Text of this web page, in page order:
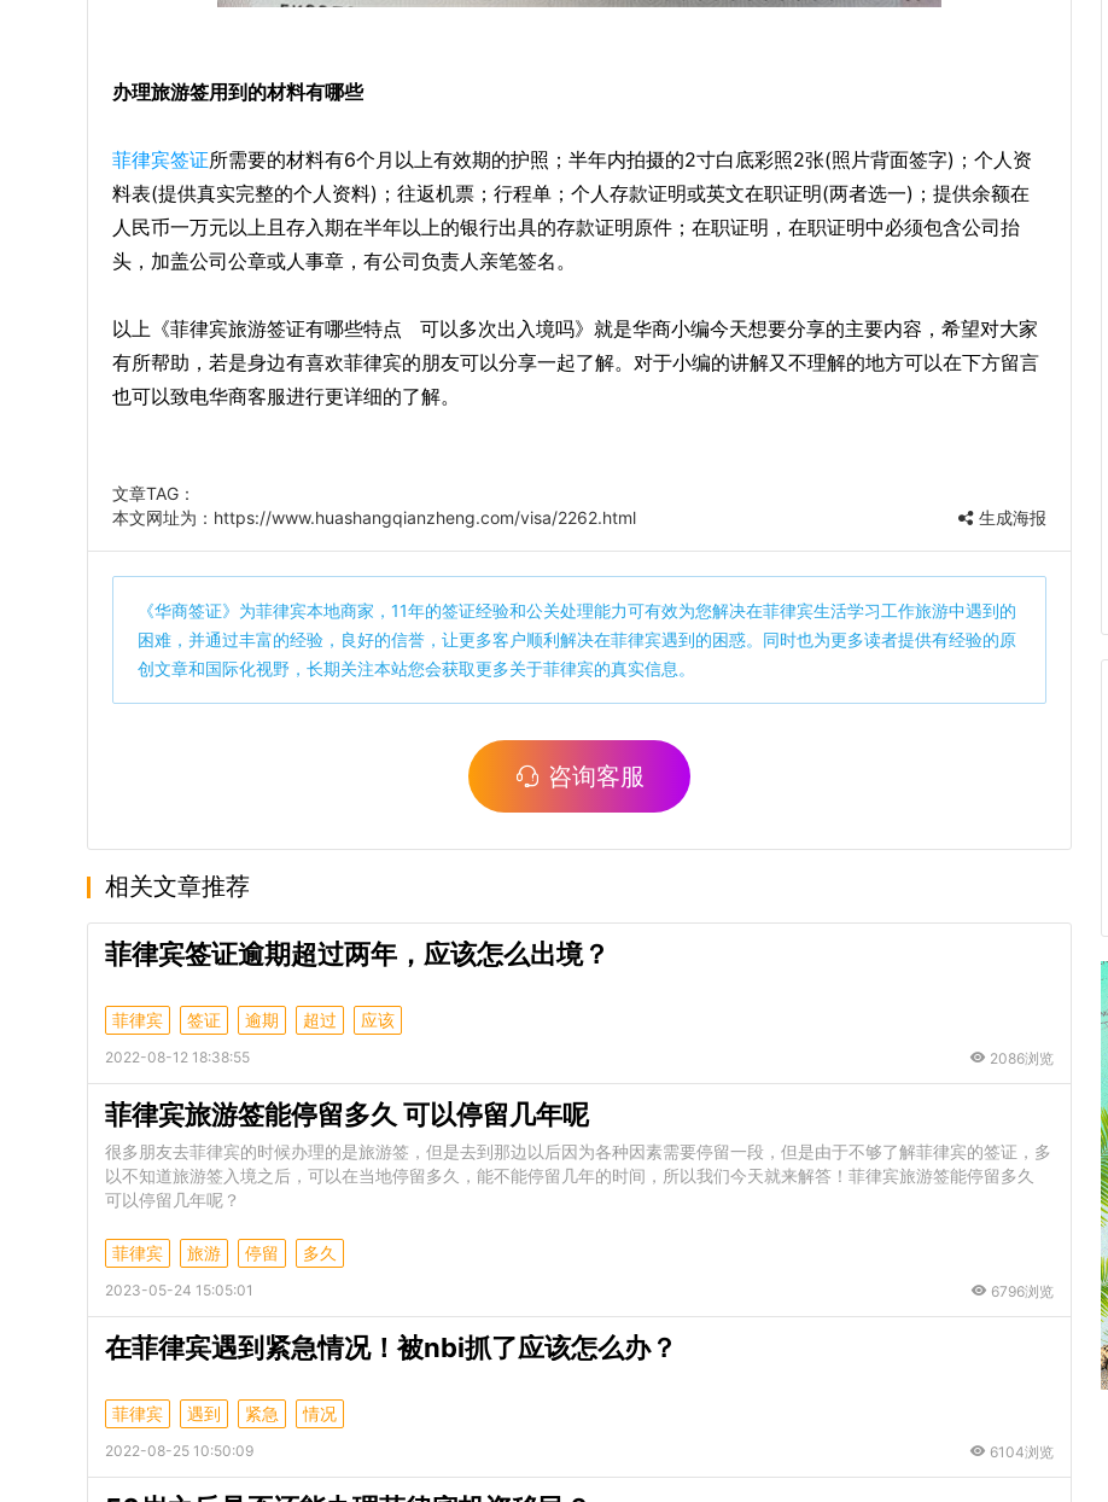
办理旅游签用到的材料有哪些
菲律宾签证所需要的材料有6个月以上有效期的护照；半年内拍摄的2寸白底彩照2张(照片背面签字)；个人资
料表(提供真实完整的个人资料)；往返机票；行程单；个人存款证明或英文在职证明(两者选一)；提供余额在
人民币一万元以上且存入期在半年以上的银行出具的存款证明原件；在职证明，在职证明中必须包含公司抬
头，加盖公司公章或人事章，有公司负责人亲笔签名。
以上《菲律宾旅游签证有哪些特点 可以多次出入境吗》就是华商小编今天想要分享的主要内容，希望对大家
有所帮助，若是身边有喜欢菲律宾的朋友可以分享一起了解。对于小编的讲解又不理解的地方可以在下方留言
也可以致电华商客服进行更详细的了解。
文章TAG：
本文网址为： https://www.huashangqianzheng.com/visa/2262.html 生成海报
《华商签证》为菲律宾本地商家，11年的签证经验和公关处理能力可有效为您解决在菲律宾生活学习工作旅游中遇到的
困难，并通过丰富的经验，良好的信誉，让更多客户顺利解决在菲律宾遇到的困惑。同时也为更多读者提供有经验的原
创文章和国际化视野，长期关注本站您会获取更多关于菲律宾的真实信息。
咨询客服
相关文章推荐
菲律宾签证逾期超过两年，应该怎么出境？
菲律宾 签证 逾期 超过 应该
2022-08-12 18:38:55 2086浏览
菲律宾旅游签能停留多久 可以停留几年呢
很多朋友去菲律宾的时候办理的是旅游签，但是去到那边以后因为各种因素需要停留一段，但是由于不够了解菲律宾的签证，多
以不知道旅游签入境之后，可以在当地停留多久，能不能停留几年的时间，所以我们今天就来解答！菲律宾旅游签能停留多久
可以停留几年呢？
菲律宾 旅游 停留 多久
2023-05-24 15:05:01 6796浏览
在菲律宾遇到紧急情况！被nbi抓了应该怎么办？
菲律宾 遇到 紧急 情况
2022-08-25 10:50:09 6104浏览